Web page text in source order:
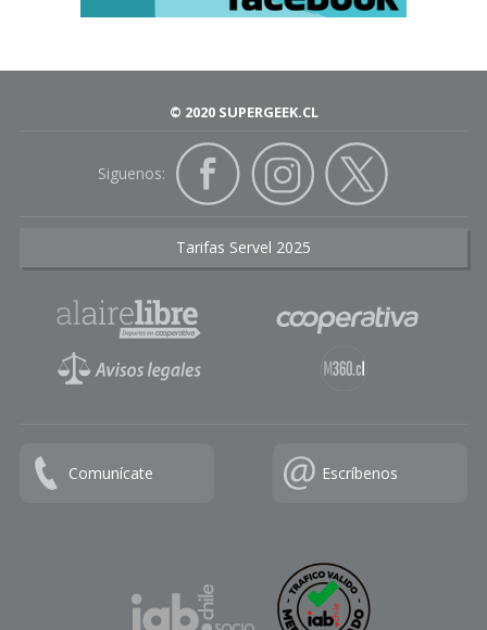
© 2020 SUPERGEEK.CL
Siguenos:
Tarifas Servel 2025
Comunícate Escríbenos